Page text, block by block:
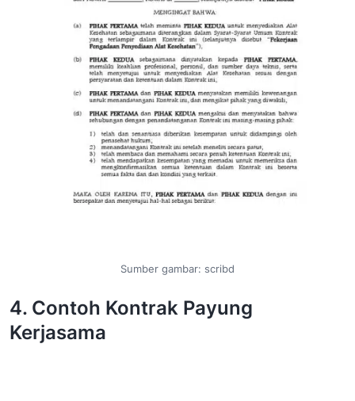
Sumber gambar: scribd
4. Contoh Kontrak Payung
Kerjasama